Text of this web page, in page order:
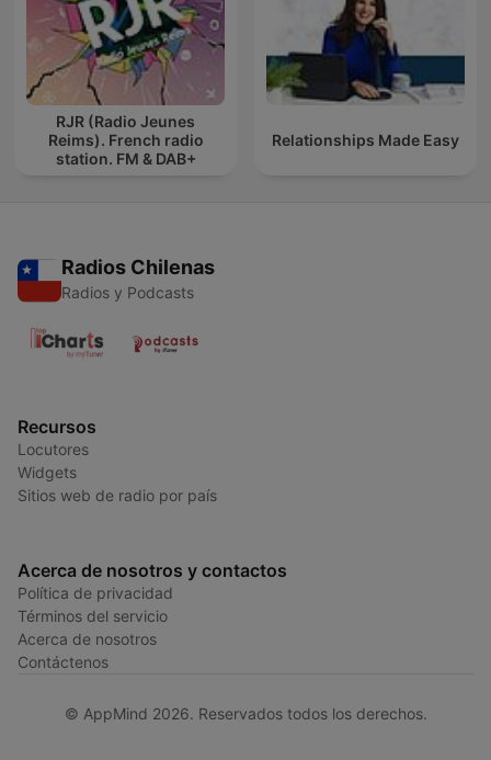
RJR (Radio Jeunes
Reims). French radio
station. FM & DAB+
Relationships Made Easy
Radios Chilenas
Radios y Podcasts
Recursos
Locutores
Widgets
Sitios web de radio por país
Acerca de nosotros y contactos
Política de privacidad
Términos del servicio
Acerca de nosotros
Contáctenos
© AppMind 2026. Reservados todos los derechos.